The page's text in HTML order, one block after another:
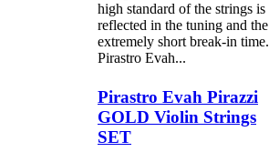
high standard of the strings is
reflected in the tuning and the
extremely short break-in time.
Pirastro Evah...
Pirastro Evah Pirazzi
GOLD Violin Strings
SET